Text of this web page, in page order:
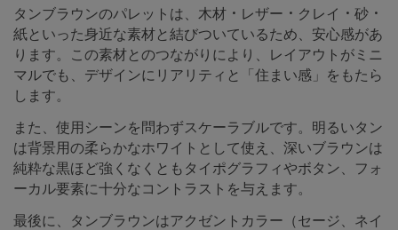
タンブラウンのパレットは、木材・レザー・クレイ・砂・
紙といった身近な素材と結びついているため、安心感があ
ります。この素材とのつながりにより、レイアウトがミニ
マルでも、デザインにリアリティと「住まい感」をもたら
します。
また、使用シーンを問わずスケーラブルです。明るいタン
は背景用の柔らかなホワイトとして使え、深いブラウンは
純粋な黒ほど強くなくともタイポグラフィやボタン、フォ
ーカル要素に十分なコントラストを与えます。
最後に、タンブラウンはアクゼントカラー（セージ、ネイ